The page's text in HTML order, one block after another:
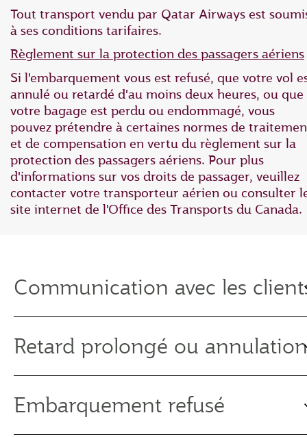
Tout transport vendu par Qatar Airways est
à ses conditions tarifaires.
Règlement sur la protection des passagers aériens
Si l'embarquement vous est refusé, que votre vol
annulé ou retardé d'au moins deux heures, ou que
votre bagage est perdu ou endommagé, vous
pouvez prétendre à certaines normes de
et de compensation en vertu du règlement sur la
protection des passagers aériens. Pour plus
d'informations sur vos droits de passager, veuillez
contacter votre transporteur aérien ou consulter
site internet de l'Office des Transports du Canada.
Communication avec les
Retard prolongé ou annulation
Embarquement refusé